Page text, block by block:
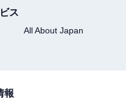
ス
All About Japan
報